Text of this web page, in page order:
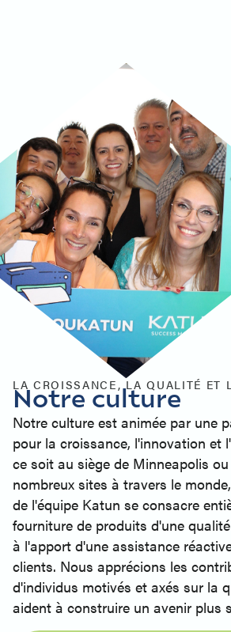
LA CROISSANCE, LA QUALITÉ ET
Notre culture
Notre culture est animée par une
pour la croissance, l'innovation et
ce soit au siège de Minneapolis
nombreux sites à travers le
de l'équipe Katun se consacre
fourniture de produits d'une
à l'apport d'une assistance
clients. Nous apprécions les
d'individus motivés et axés sur la
aident à construire un avenir plus